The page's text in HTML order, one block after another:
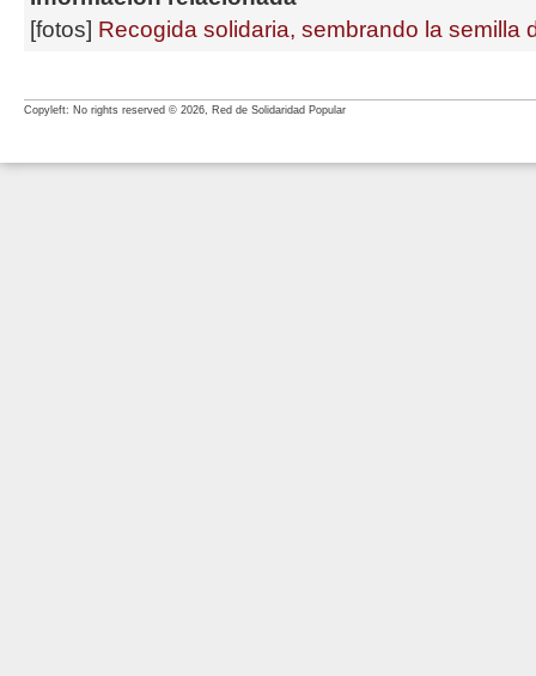
[fotos] Recogida solidaria, sembrando la semilla
Copyleft: No rights reserved © 2026, Red de Solidaridad Popular